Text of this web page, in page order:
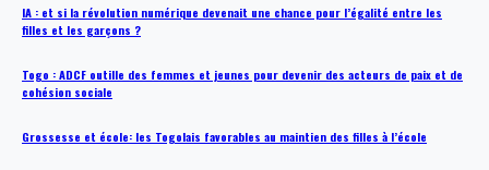
IA : et si la révolution numérique devenait une chance pour l’égalité entre les
filles et les garçons ?
Togo : ADCF outille des femmes et jeunes pour devenir des acteurs de paix et de
cohésion sociale
Grossesse et école: les Togolais favorables au maintien des filles à l’école